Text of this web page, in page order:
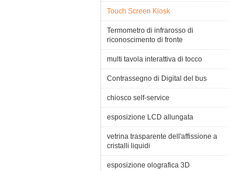
Touch Screen Kiosk
Termometro di infrarosso di
riconoscimento di fronte
multi tavola interattiva di tocco
Contrassegno di Digital del bus
chiosco self-service
esposizione LCD allungata
vetrina trasparente dell'affissione a
cristalli liquidi
esposizione olografica 3D